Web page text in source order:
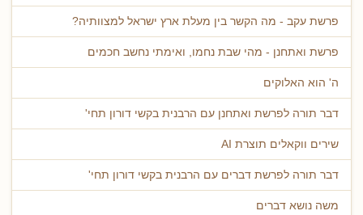
פרשת עקב - מה הקשר בין מעלת ארץ ישראל למצוותיה?
פרשת ואתחנן - מהי שבת נחמו, ואימתי נחשב חכמים
ה' הוא האלוקים
דבר תורה לפרשת ואתחנן עם הרבנית בקשי דורון תחי'
שירים ווקאלים תוצרת AI
דבר תורה לפרשת דברים עם הרבנית בקשי דורון תחי'
משה נושא דברים